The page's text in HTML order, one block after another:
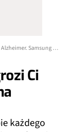
Twój telefon wie, czy grozi Ci Alzheimer. Samsung ma dowody
Ci
każdego